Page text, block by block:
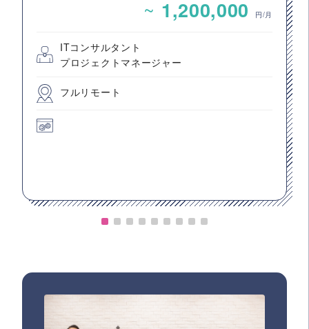
~ 1,200,000 円/月
ITコンサルタント
プロジェクトマネージャー
フルリモート